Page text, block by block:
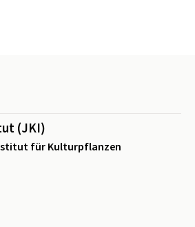
(JKI)
für Kulturpflanzen